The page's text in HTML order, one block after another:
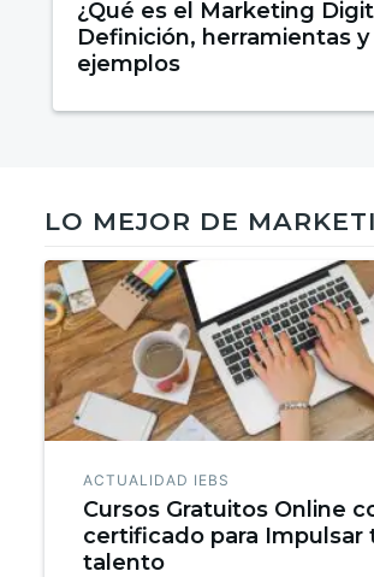
¿Qué es el Marketing
Definición, herramientas y
ejemplos
LO MEJOR DE
ACTUALIDAD IEBS
Cursos Gratuitos Online
certificado para Impulsar
talento